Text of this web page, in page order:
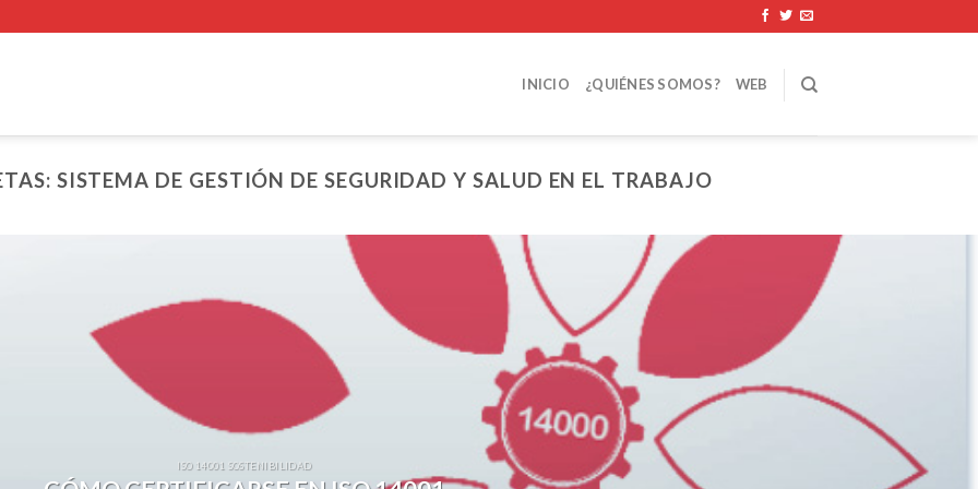
INICIO ¿QUIÉNES SOMOS? WEB
SISTEMA DE GESTIÓN DE SEGURIDAD Y SALUD EN EL TRABAJO
ISO 14001 SOSTENIBILIDAD